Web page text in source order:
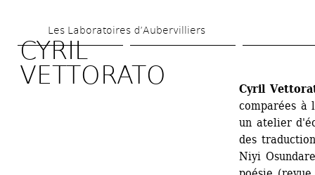
au
principal
Les Laboratoires d’Aubervilliers
CYRIL
VETTORATO
Cyril
comparées à
un atelier
des
Niyi